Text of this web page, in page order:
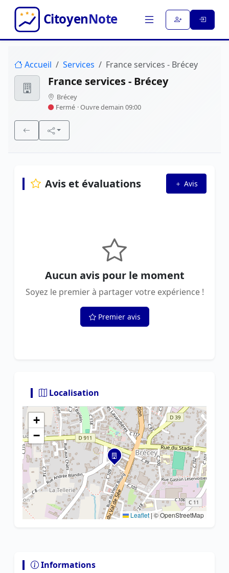
Accueil Services France services - Brécey
France services - Brécey
Brécey
Fermé · Ouvre demain 09:00
Avis et évaluations Avis
Aucun avis pour le moment
Soyez le premier à partager votre expérience !
Premier avis
Localisation
+
−
Leaflet | © OpenStreetMap
Informations